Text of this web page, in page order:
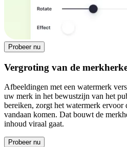
Probeer nu
Vergroting van de
Afbeeldingen met een watermerk
uw merk in het bewustzijn van het
bereiken, zorgt het watermerk ervoor
vandaan komen. Dat bouwt de
inhoud viraal gaat.
Probeer nu